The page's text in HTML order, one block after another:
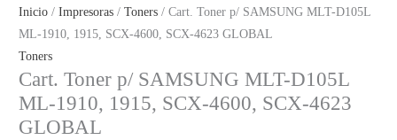
Inicio /Impresoras /Toners / Cart. Toner p/ SAMSUNG MLT-D105L
ML-1910, 1915, SCX-4600, SCX-4623 GLOBAL
Toners
Cart. Toner p/ SAMSUNG MLT-D105L
ML-1910, 1915, SCX-4600, SCX-4623
GLOBAL